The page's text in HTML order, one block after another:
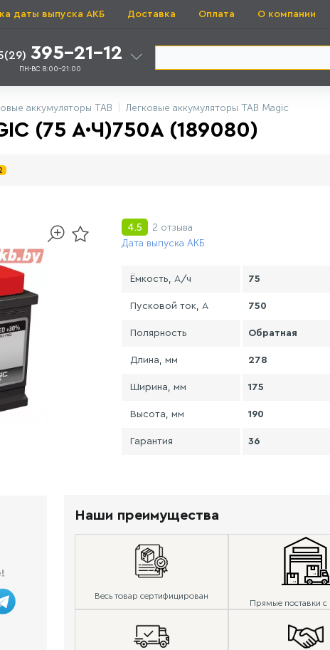
даты выпуска АКБ Доставка Оплата О компании
395-21-12
ПН-ВС 8:00-21:00
аккумуляторы TAB Легковые аккумуляторы TAB Magic
(75 А·Ч)750А (189080)
4.5
2 отзыва
Дата выпуска АКБ
Ёмкость, А/ч 75
Пусковой ток, А 750
Полярность Обратная
Длина, мм 278
Ширина, мм 175
Высота, мм 190
Гарантия 36
Наши преимущества
Весь товар сертифицирован
Прямые поставки с